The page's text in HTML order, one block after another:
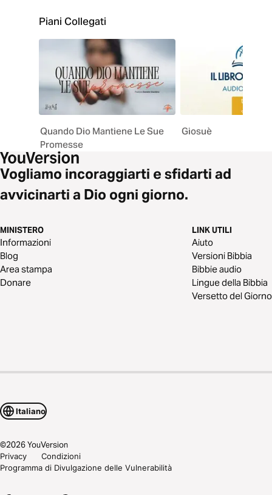
Piani Collegati
Quando Dio Mantiene Le Sue
Promesse
Giosuè
Vogliamo incoraggiarti e sfidarti ad
avvicinarti a Dio ogni giorno.
MINISTERO
Informazioni
Blog
Area stampa
Donare
LINK UTILI
Aiuto
Versioni Bibbia
Bibbie audio
Lingue della Bibbia
Versetto del Giorno
Italiano
©2026YouVersion
Privacy
Condizioni
Programma di Divulgazione delle Vulnerabilità